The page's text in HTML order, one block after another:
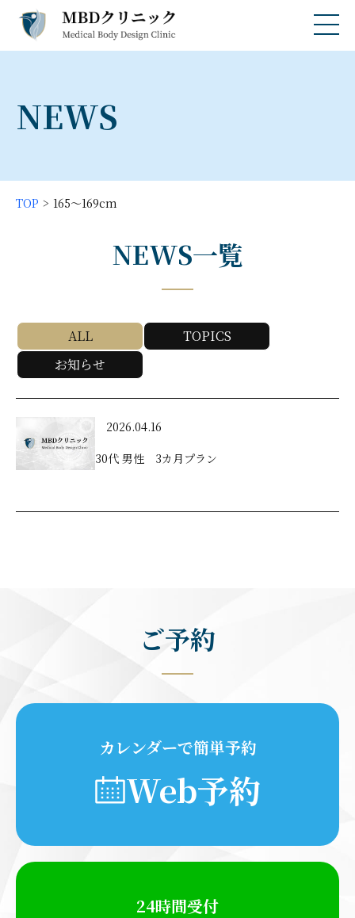
NEWS
TOP 165〜169cm
NEWS一覧
ALL
TOPICS
お知らせ
2026.04.16
30代 男性 3カ月プラン
ご予約
カレンダーで簡単予約
Web予約
24時間受付